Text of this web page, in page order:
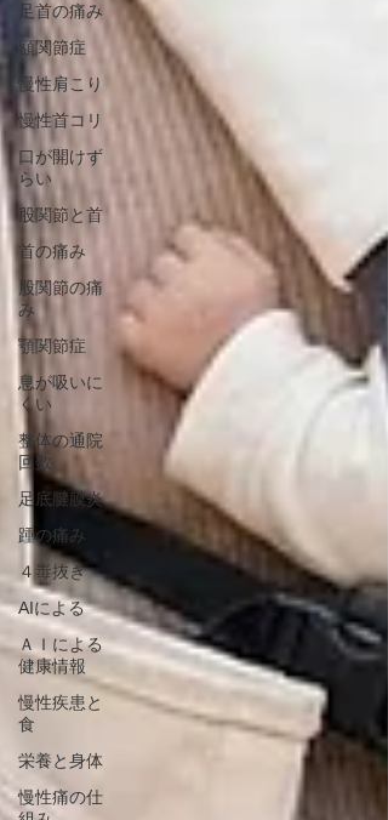
足首の痛み
額関節症
慢性肩こり
慢性首コリ
口が開けず
らい
股関節と首
首の痛み
股関節の痛
み
顎関節症
息が吸いに
くい
整体の通院
回数
足底腱膜炎
踵の痛み
４毒抜き
AIによる
ＡＩによる
健康情報
慢性疾患と
食
栄養と身体
慢性痛の仕